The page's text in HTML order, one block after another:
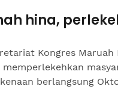
hina,
Kongres
berlangsung